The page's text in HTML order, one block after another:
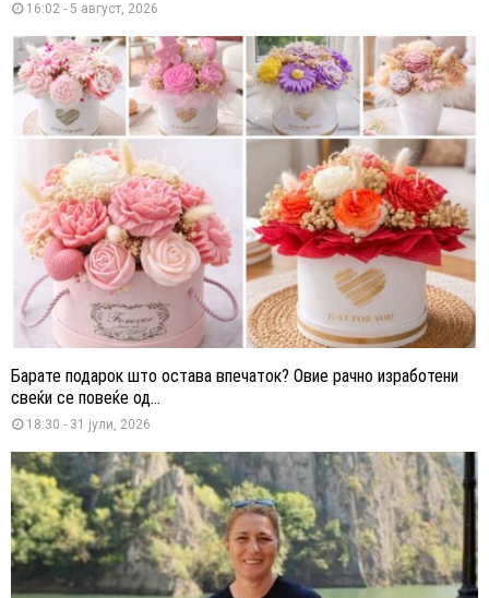
16:02 - 5 август, 2026
Барате подарок што остава впечаток? Овие рачно изработени
свеќи се повеќе од...
18:30 - 31 јули, 2026